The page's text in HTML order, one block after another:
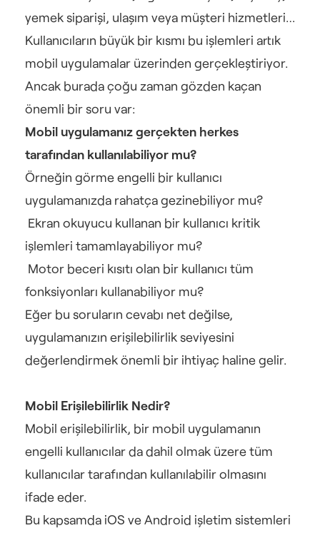
yemek siparişi, ulaşım veya müşteri hizmetleri…
Kullanıcıların büyük bir kısmı bu işlemleri artık
mobil uygulamalar üzerinden gerçekleştiriyor.
Ancak burada çoğu zaman gözden kaçan
önemli bir soru var:
Mobil uygulamanız gerçekten herkes
tarafından kullanılabiliyor mu?
Örneğin görme engelli bir kullanıcı
uygulamanızda rahatça gezinebiliyor mu?
işlemleri tamamlayabiliyor mu?
fonksiyonları kullanabiliyor mu?
Eğer bu soruların cevabı net değilse,
uygulamanızın erişilebilirlik seviyesini
değerlendirmek önemli bir ihtiyaç haline gelir.
Mobil Erişilebilirlik Nedir?
Mobil erişilebilirlik, bir mobil uygulamanın
engelli kullanıcılar da dahil olmak üzere tüm
kullanıcılar tarafından kullanılabilir olmasını
ifade eder.
Bu kapsamda iOS ve Android işletim sistemleri